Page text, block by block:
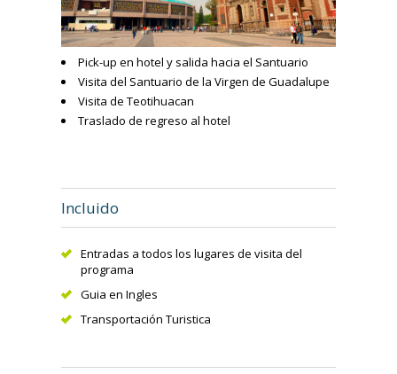
Pick-up en hotel y salida hacia el Santuario
Visita del Santuario de la Virgen de Guadalupe
Visita de Teotihuacan
Traslado de regreso al hotel
Incluido
Entradas a todos los lugares de visita del
programa
Guia en Ingles
Transportación Turistica